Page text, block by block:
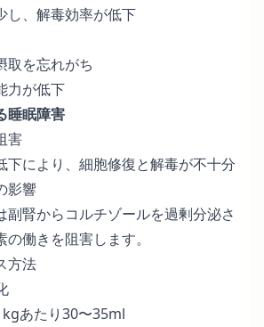
し、解毒効率が低下
取を忘れがち
力が低下
睡眠障害
害
下により、細胞修復と解毒が不十分
影響
副腎からコルチゾールを過剰分泌さ
働きを阻害します。
方法
あたり30〜35ml